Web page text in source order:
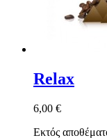
Relax
6,00 €
Εκτός